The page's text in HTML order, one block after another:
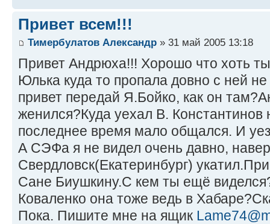
Привет всем!!!
Тимербулатов Александр » 31 май 2005 13:18
Привет Андрюха!!! Хорошо что хоть
Юлька куда то пропала довно с ней
привет передай Я.Бойко, как он
женился?Куда уехал В. Константинов
последнее время мало общался. И
А СЭФа я не видел очень давно,
Свердловск(Екатеринбург)
Сане Биушкину.С кем ты ещё
Коваленко она тоже ведь в
Пока. Пишите мне на ящик